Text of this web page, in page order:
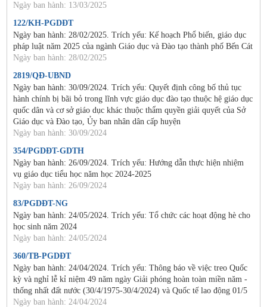
Ngày ban hành: 13/03/2025
122/KH-PGDĐT
Ngày ban hành: 28/02/2025. Trích yếu: Kế hoạch Phổ biến, giáo dục
pháp luật năm 2025 của ngành Giáo dục và Đào tạo thành phố Bến Cát
Ngày ban hành: 28/02/2025
2819/QĐ-UBND
Ngày ban hành: 30/09/2024. Trích yếu: Quyết định công bố thủ tục
hành chính bị bãi bỏ trong lĩnh vực giáo dục đào tạo thuộc hệ giáo dục
quốc dân và cơ sở giáo dục khác thuộc thẩm quyền giải quyết của Sở
Giáo dục và Đào tạo, Ủy ban nhân dân cấp huyện
Ngày ban hành: 30/09/2024
354/PGDĐT-GDTH
Ngày ban hành: 26/09/2024. Trích yếu: Hướng dẫn thực hiện nhiệm
vụ giáo dục tiểu học năm học 2024-2025
Ngày ban hành: 26/09/2024
83/PGDĐT-NG
Ngày ban hành: 24/05/2024. Trích yếu: Tổ chức các hoạt động hè cho
học sinh năm 2024
Ngày ban hành: 24/05/2024
360/TB-PGDĐT
Ngày ban hành: 24/04/2024. Trích yếu: Thông báo về việc treo Quốc
kỳ và nghỉ lễ kỉ niệm 49 năm ngày Giải phóng hoàn toàn miền năm -
thống nhất đất nước (30/4/1975-30/4/2024) và Quốc tế lao động 01/5
Ngày ban hành: 24/04/2024